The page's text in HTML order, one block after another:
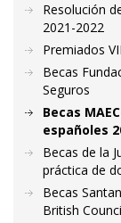
Resolución
2021-2022
Premiados
Becas
Seguros
Becas
españoles
Becas de la
práctica de
Becas
British